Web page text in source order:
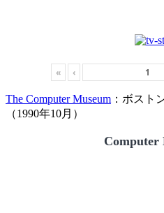
« ‹
The Computer Museum ：ボスト
（1990年10月）
Computer